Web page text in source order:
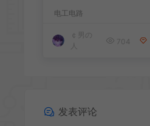
电工电路
￠男の
人
704
发表评论